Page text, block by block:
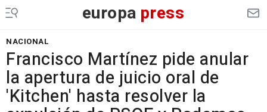
europa press
NACIONAL
Francisco Martínez pide anular
la apertura de juicio oral de
'Kitchen' hasta resolver la